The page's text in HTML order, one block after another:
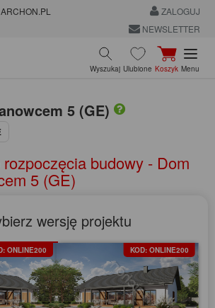
ZALOGUJ
NEWSLETTER
Wyszukaj Ulubione Koszyk Menu
5 (GE)
budowy - Dom
5 (GE)
wersję projektu
ONLINE200 KOD: ONLINE200